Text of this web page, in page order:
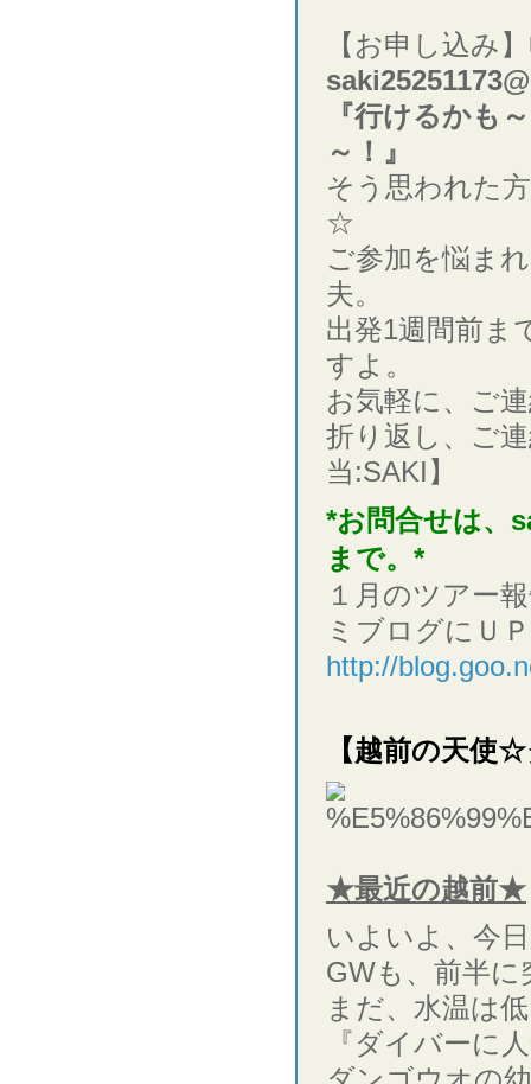
【お申し込
『行けるかも
～！』
そう思われた
☆
ご参加を悩ま
夫。
出発1週間前ま
すよ。
お気軽に、ご
折り返し、ご
当:SAKI】
*お問合せは、
まで。*
１月のツアー
ミブログにＵ
http://
【越前の天使
★最近の越前★
いよいよ、今
GWも、前半
まだ、水温は
『ダイバーに